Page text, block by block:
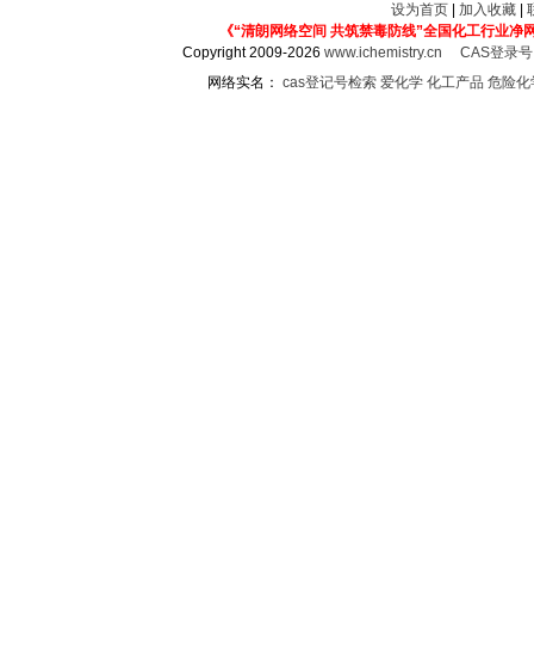
设为首页 加入收藏
《“清朗网络空间 共筑禁毒防线”全国化工行业净
Copyright 2009-2026www.ichemistry.cn
CAS登录
网络实名： cas登记号检索 爱化学 化工产品 危险化